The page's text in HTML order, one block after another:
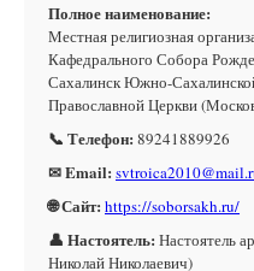
Полное наименование:
Местная религиозная
Кафедрального Собора
Сахалинск Южно-
Православной Церкви
📞 Телефон: 89241889926
✉ Email:
🌐 Сайт: https://soborsakh.ru/
👤 Настоятель: Настоятель
Николай Николаевич)